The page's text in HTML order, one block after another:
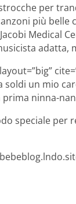
per
più belle
Medical
adatta,
soldi un mio
prima ninna-
speciale per